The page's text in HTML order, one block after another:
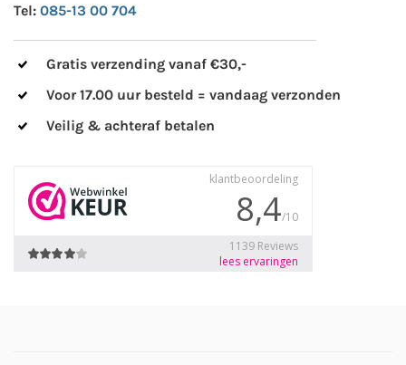
Tel: 085-13 00 704
Gratis verzending vanaf €30,-
Voor 17.00 uur besteld = vandaag verzonden
Veilig & achteraf betalen